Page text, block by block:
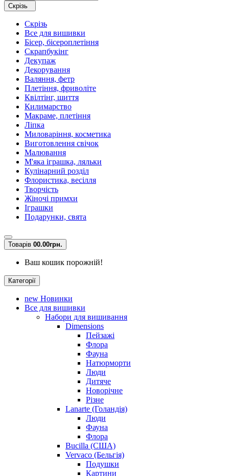
Скрізь
Скрізь
Все для вишивки
Бісер, бісероплетіння
Скрапбукінг
Декупаж
Декорування
Валяння, фетр
Плетіння, фриволіте
Квілтінг, шиття
Килимарство
Макраме, плетіння
Ліпка
Миловаріння, косметика
Виготовлення свічок
Малювання
М'яка іграшка, ляльки
Кулінарний розділ
Флористика, весілля
Творчість
Жіночі примхи
Іграшки
Подарунки, свята
Товарів 00.00грн.
Ваш кошик порожній!
Категорії
new Новинки
Все для вишивки
Набори для вишивання
Dimensions
Пейзажі
Флора
Фауна
Натюрморти
Люди
Дитяче
Новорічне
Різне
Lanarte (Голандія)
Люди
Фауна
Флора
Bucilla (США)
Vervaco (Бельгія)
Подушки
Картини